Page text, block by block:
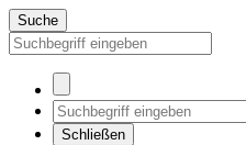
Suche
Schließen